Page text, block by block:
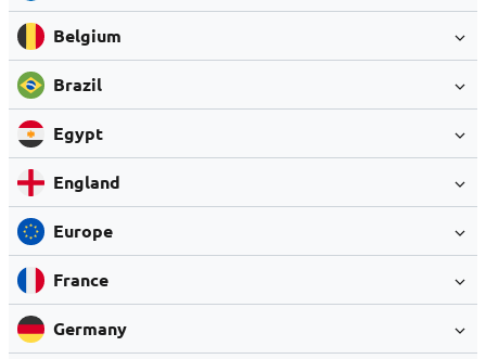
Belgium
Brazil
Egypt
England
Europe
France
Germany